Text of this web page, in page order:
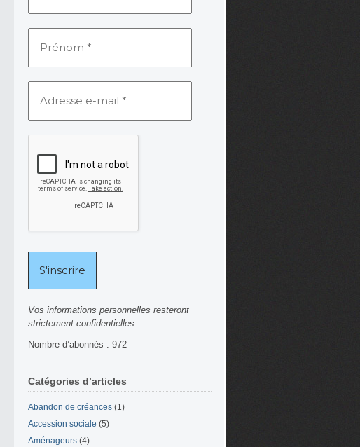
Vos informations personnelles resteront
strictement confidentielles.
Nombre d’abonnés : 972
Catégories d’articles
Abandon de créances (1)
Accession sociale (5)
Aménageurs (4)